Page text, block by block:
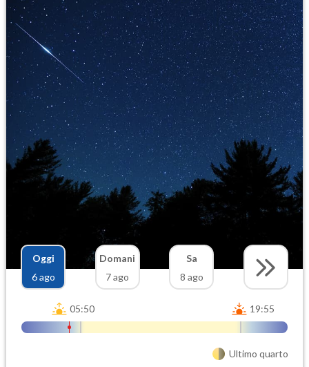
Oggi
6 ago
Domani
7 ago
Sa
8 ago
05:50 19:55
Ultimo quarto